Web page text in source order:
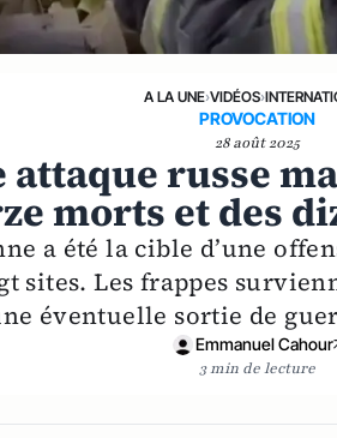
A LA UNE›VIDÉOS›
PROVOCATION
28 août 2025
attaque russe
morts et des
a été la cible d’une
sites. Les frappes
éventuelle sortie de
Emmanuel Cahour
3 min de lecture